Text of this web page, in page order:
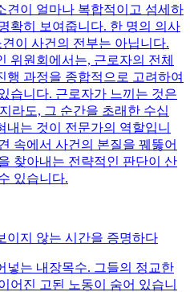
견이 얼마나 복합적이고 섬세하
확히 보여줍니다. 한 명의 의사
견이 사건의 전부는 아닙니다.
위원회에서는, 근로자의 전체
행 과정을 종합적으로 고려하여
습니다. 근로자가 느끼는 것은
라도, 그 순간을 초래한 수십
내는 것이 전문가의 역할입니
속에서 사건의 본질을 꿰뚫어
찾아내는 전략적인 판단이 산
있습니다.
이지 않는 시간을 증명하다
넣는 내장목수. 그들의 정교한
어진 고된 노동이 숨어 있습니